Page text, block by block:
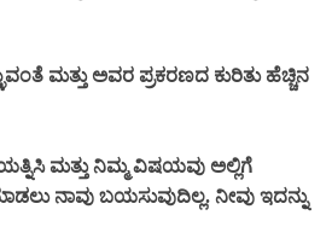
ಮತ್ತು ಅವರ ಪ್ರಕರಣದ ಕುರಿತು ಹೆಚ್ಚಿನ
ಮತ್ತು ನಿಮ್ಮ ವಿಷಯವು ಅಲ್ಲಿಗೆ
ನಾವು ಬಯಸುವುದಿಲ್ಲ. ನೀವು ಇದನ್ನು